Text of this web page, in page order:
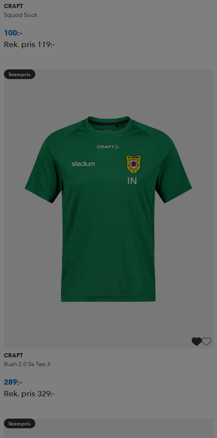
CRAFT
Squad Sock
100:-
Rek. pris 119:-
Teampris
CRAFT
Rush 2.0 Ss Tee Jr
289:-
Rek. pris 329:-
Teampris